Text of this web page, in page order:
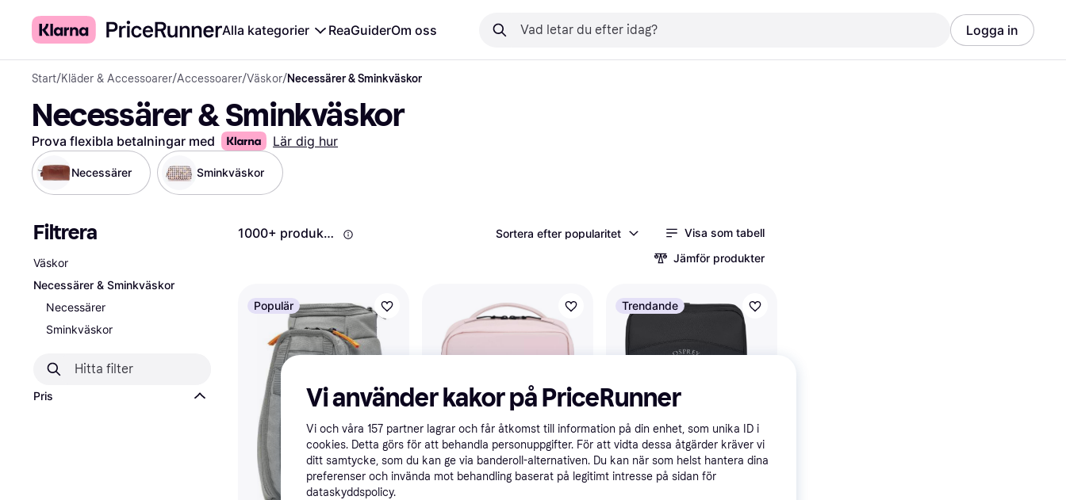
Alla kategorier ReaGuiderOm oss Logga in
Start/Kläder & Accessoarer/Accessoarer/Väskor/Necessärer & Sminkväskor
Necessärer & Sminkväskor
Prova flexibla betalningar med Lär dig hur
Necessärer Sminkväskor
Filtrera
Väskor
Necessärer & Sminkväskor
Necessärer
Sminkväskor
Pris
1000+ produkter Sortera efter popularitet
Visa som tabell
Jämför produkter
Populär
Samsonite Stackd Toilet
Kit Toalettkit - Pink
Necessär, 5L, Polyester, Polyuretan
Trendande
Osprey Daylite Hanging
Organizer Kit - Black
Necessär, 4L, Polyester
Vi använder kakor på PriceRunner
Vi och våra 157 partner lagrar och får åtkomst till information på din enhet, som unika ID i
cookies. Detta görs för att behandla personuppgifter. För att vidta dessa åtgärder kräver vi
ditt samtycke, som du kan ge via banderoll-alternativen. Du kan när som helst hantera dina
preferenser och invända mot behandling baserat på legitimt intresse på sidan för
dataskyddspolicy.